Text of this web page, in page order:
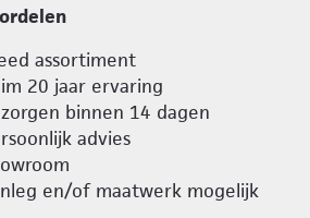
assortiment
20 jaar ervaring
binnen 14 dagen
advies
en/of maatwerk mogelijk